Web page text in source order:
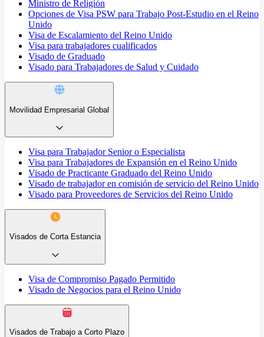
Ministro de Religión
Opciones de Visa PSW para Trabajo Post-Estudio en el Reino
Unido
Visa de Escalamiento del Reino Unido
Visa para trabajadores cualificados
Visado de Graduado
Visado para Trabajadores de Salud y Cuidado
Movilidad Empresarial Global
Visa para Trabajador Senior o Especialista
Visa para Trabajadores de Expansión en el Reino Unido
Visado de Practicante Graduado del Reino Unido
Visado de trabajador en comisión de servicio del Reino Unido
Visado para Proveedores de Servicios del Reino Unido
Visados de Corta Estancia
Visa de Compromiso Pagado Permitido
Visado de Negocios para el Reino Unido
Visados de Trabajo a Corto Plazo